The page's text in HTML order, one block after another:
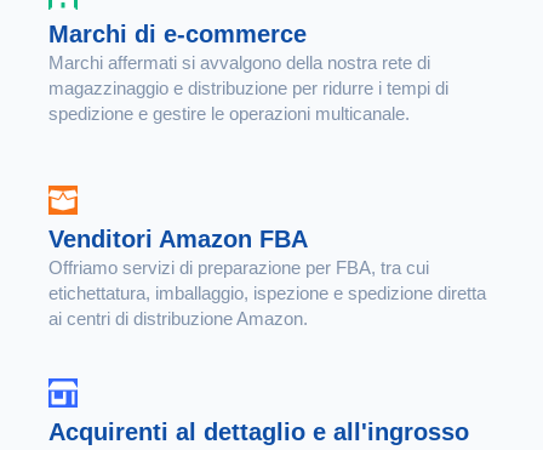
Marchi di e-commerce
Marchi affermati si avvalgono della nostra rete di
magazzinaggio e distribuzione per ridurre i tempi di
spedizione e gestire le operazioni multicanale.
Venditori Amazon FBA
Offriamo servizi di preparazione per FBA, tra cui
etichettatura, imballaggio, ispezione e spedizione diretta
ai centri di distribuzione Amazon.
Acquirenti al dettaglio e all'ingrosso